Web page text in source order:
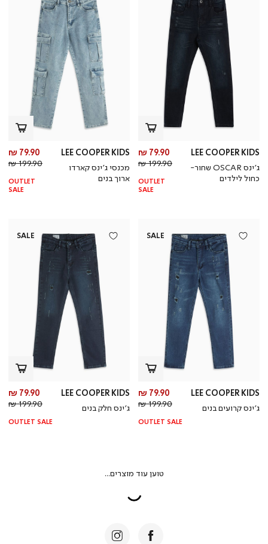
LEE COOPER KIDS
ג’ינס OSCAR שחור-
כחול לילדים
מחיר
מוצר
79.90 ₪
מחיר
רגיל
199.90 ₪
OUTLET
SALE
LEE COOPER KIDS
מכנסי ג’ינס קארדו
ארוך בנים
79.90 ₪
199.90 ₪
OUTLET
SALE
SALE
LEE COOPER KIDS
ג’ינס קרועים בנים
מחיר
מוצר
79.90 ₪
מחיר
רגיל
199.90 ₪
OUTLET SALE
SALE
LEE COOPER KIDS
ג’ינס חלק בנים
79.90 ₪
199.90 ₪
OUTLET SALE